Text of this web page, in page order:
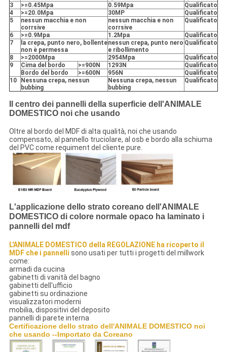
3
>=0.45Mpa 0.59Mpa
Qualificato
4
>=20.0Mpa 30MP
Qualificato
5
nessun macchia e non
corrsive
nessun macchia e non
corrsive
Qualificato
6 >=0.9Mpa 1.2Mpa
Qualificato
7
la crepa, punto nero, bollente
non è permessa
nessun crepa, punto nero
e ribollimento
Qualificato
8 >=2000Mpa 2954Mpa
Qualificato
9
Cima del bordo >=900N 1293N
Qualificato
Bordo del bordo
>=600N 956N
Qualificato
10
Nessuna crepa, nessun
bubbing
Nessuna crepa, nessun
bubbing
Qualificato
Il centro dei pannelli della superficie dell'ANIMALE
DOMESTICO noi che usando
Oltre al bordo del MDF di alta qualità, noi che usando
compensato, al pannello truciolare, al osb e bordo alla schiuma
del PVC come requiment del cliente pure.
L'applicazione dello strato coreano dell'ANIMALE
DOMESTICO di colore normale opaco ha laminato i
pannelli del mdf
L'ANIMALE DOMESTICO della REGOLAZIONE ha ricoperto il
MDF che i pannelli sono usati per tutti i progetti del millwork
come:
armadi da cucina
gabinetti di vanità del bagno
gabinetti dell'ufficio
gabinetti su ordinazione
visualizzatori moderni
mobilia, dispositivi del deposito
pannelli di parete interna
Certificazione dello strato dell'ANIMALE DOMESTICO noi
che usando --Importato da Coreano